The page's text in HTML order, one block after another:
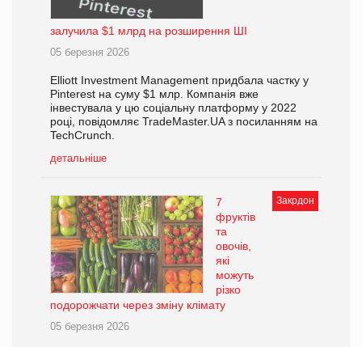
залучила $1 млрд на розширення ШІ
05 березня 2026
Elliott Investment Management придбала частку у
Pinterest на суму $1 млр. Компанія вже
інвестувала у цю соціальну платформу у 2022
році, повідомляє TradeMaster.UA з посиланням на
TechCrunch.
детальніше
Закрдон
7
фруктів
та
овочів,
які
можуть
різко
подорожчати через зміну клімату
05 березня 2026